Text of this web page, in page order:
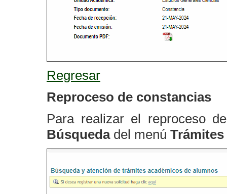
Regresar
Reproceso de constancias
Para realizar el reproceso
Búsquedadel menú